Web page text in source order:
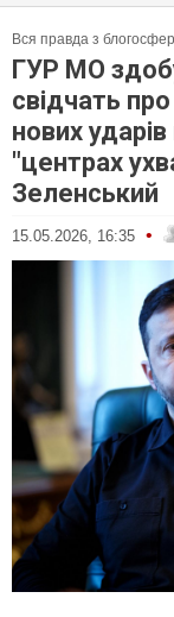
Вся правда з
ГУР МО
свідчать
нових
"центрах
Зеленський
15.05.2026, 16:35 •